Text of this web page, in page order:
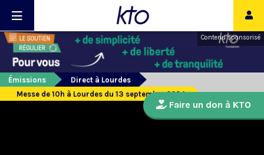
Contenu sponsorisé
Émissions
Direct à Lourdes
Messe de 10h à Lourdes du 13 septembre 2024
Faire un don à KTO